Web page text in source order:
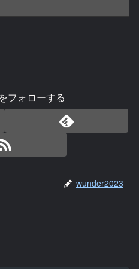
フォローする
wunder2023